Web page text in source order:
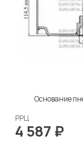
Основание
РРЦ
4 587 ₽